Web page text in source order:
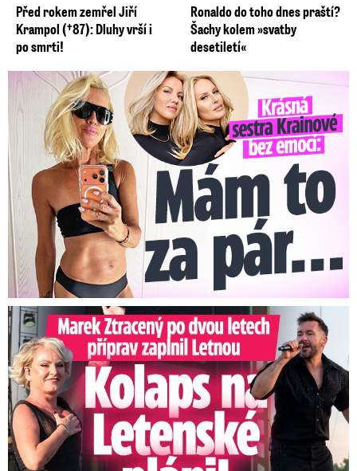
Před rokem zemřel Jiří
Krampol (†87): Dluhy vrší i
po smrti!
Ronaldo do toho dnes praští?
Šachy kolem »svatby
desetiletí«
Krásná sestra Krainové bez emocí: Mám to za pár…
Marek Ztracený na Letné: Pártlová stopla koncert